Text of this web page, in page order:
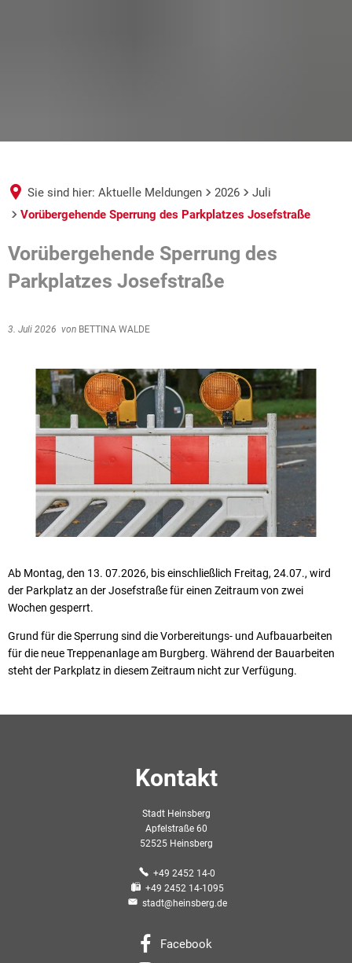
Sie sind hier: Aktuelle Meldungen 2026
Juli
Vorübergehende Sperrung des Parkplatzes Josefstraße
Vorübergehende Sperrung des
Parkplatzes Josefstraße
3. Juli 2026 von BETTINA WALDE
Ab Montag, den 13. 07.2026, bis einschließlich Freitag, 24.07., wird
der Parkplatz an der Josefstraße für einen Zeitraum von zwei
Wochen gesperrt.
Grund für die Sperrung sind die Vorbereitungs- und Aufbauarbeiten
für die neue Treppenanlage am Burgberg. Während der Bauarbeiten
steht der Parkplatz in diesem Zeitraum nicht zur Verfügung.
Kontakt
Stadt Heinsberg
Apfelstraße 60
52525 Heinsberg
+49 2452 14-0
+49 2452 14-1095
stadt@heinsberg.de
Facebook